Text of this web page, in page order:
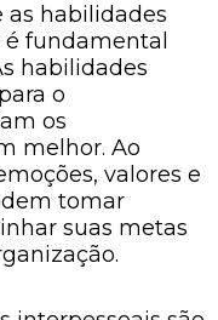
as habilidades
fundamental
habilidades
o
os
melhor. Ao
valores e
tomar
suas metas